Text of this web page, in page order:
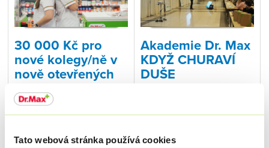
Tato webová stránka používá cookies
30 000 Kč pro
nové kolegy/ně v
nově otevřených
lékárnách
9. 1. 2025
Uchazečům na pozici
lékárník a Farmaceutický
Akademie Dr. Max
KDYŽ CHURAVÍ
DUŠE
Max Akademie KDYŽ
duševní poruchy. Zaměřili